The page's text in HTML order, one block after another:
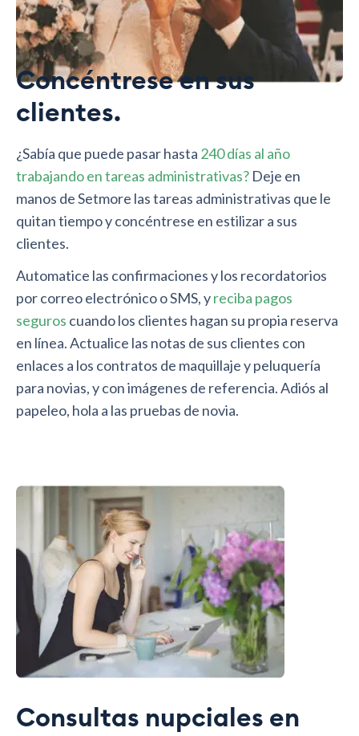
Concéntrese en sus
clientes.
¿Sabía que puede pasar hasta 240 días al año
trabajando en tareas administrativas? Deje en
manos de Setmore las tareas administrativas que le
quitan tiempo y concéntrese en estilizar a sus
clientes.
Automatice las confirmaciones y los recordatorios
por correo electrónico o SMS, yreciba pagos
seguros cuando los clientes hagan su propia reserva
en línea. Actualice las notas de sus clientes con
enlaces a los contratos de maquillaje y peluquería
para novias, y con imágenes de referencia. Adiós al
papeleo, hola a las pruebas de novia.
Consultas nupciales en